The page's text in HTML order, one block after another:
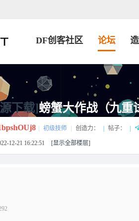
DF创客社区 论坛
下载]螃蟹大作战（九重
初级技师 创造力： 帖子：
12-21 16:22:51 [显示全部楼层]